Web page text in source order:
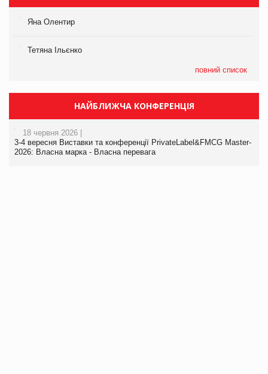
Яна Олентир
Тетяна Ільєнко
повний список
НАЙБЛИЖЧА КОНФЕРЕНЦІЯ
18 червня 2026 |
3-4 вересня Виставки та конференції PrivateLabel&FMCG Master-
2026: Власна марка - Власна перевага